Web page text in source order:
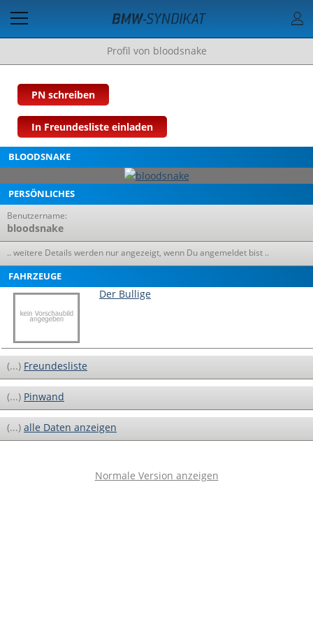
Profil von bloodsnake
PN schreiben
In Freundesliste einladen
BLOODSNAKE
PERSÖNLICHES
Benutzername:
bloodsnake
.. weitere Details werden nur angezeigt, wenn Du angemeldet bist ..
FAHRZEUGE
Der Bullige
(...) Freundesliste
(...) Pinwand
(...) alle Daten anzeigen
Normale Version anzeigen